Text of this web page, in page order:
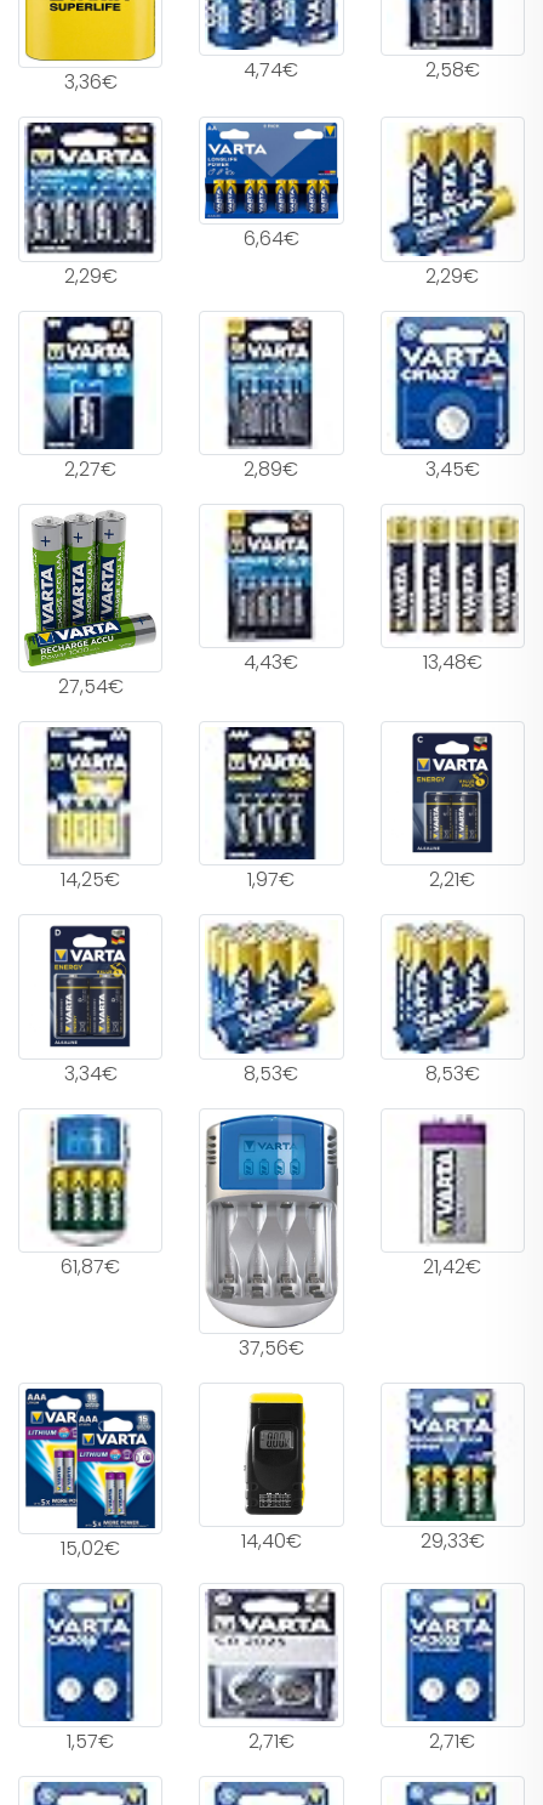
3,36€ 4,74€ 2,58€
2,29€
6,64€
2,29€
2,27€ 2,89€ 3,45€
27,54€
4,43€ 13,48€
14,25€ 1,97€ 2,21€
3,34€ 8,53€ 8,53€
61,87€
37,56€
21,42€
15,02€ 14,40€ 29,33€
1,57€ 2,71€ 2,71€